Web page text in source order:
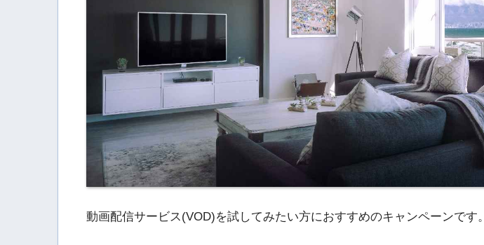
動画配信サービス(VOD)を試してみたい方におすすめのキャンペーンです。